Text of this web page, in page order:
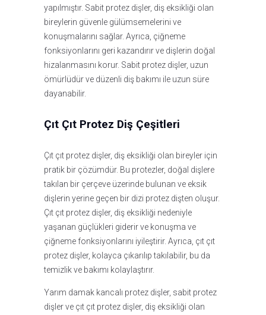
yapılmıştır. Sabit protez dişler, diş eksikliği olan
bireylerin güvenle gülümsemelerini ve
konuşmalarını sağlar. Ayrıca, çiğneme
fonksiyonlarını geri kazandırır ve dişlerin doğal
hizalanmasını korur. Sabit protez dişler, uzun
ömürlüdür ve düzenli diş bakımı ile uzun süre
dayanabilir.
Çıt Çıt Protez Diş Çeşitleri
Çıt çıt protez dişler, diş eksikliği olan bireyler için
pratik bir çözümdür. Bu protezler, doğal dişlere
takılan bir çerçeve üzerinde bulunan ve eksik
dişlerin yerine geçen bir dizi protez dişten oluşur.
Çıt çıt protez dişler, diş eksikliği nedeniyle
yaşanan güçlükleri giderir ve konuşma ve
çiğneme fonksiyonlarını iyileştirir. Ayrıca, çıt çıt
protez dişler, kolayca çıkarılıp takılabilir, bu da
temizlik ve bakımı kolaylaştırır.
Yarım damak kancalı protez dişler, sabit protez
dişler ve çıt çıt protez dişler, diş eksikliği olan